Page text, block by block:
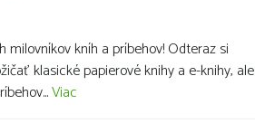
milovníkov kníh a príbehov! Odteraz si
klasické papierové knihy a e-knihy, ale
Viac